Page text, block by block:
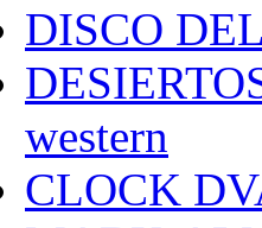
DISCO
western
CLOCK